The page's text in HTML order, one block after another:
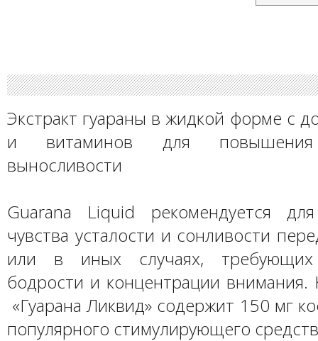
Экстракт гуараны в жидкой форме с
и витаминов для повышения
выносливости
Guarana Liquid рекомендуется
чувства усталости и сонливости
или в иных случаях,
бодрости и концентрации внимания.
«Гуарана Ликвид» содержит 150 мг
популярного стимулирующего